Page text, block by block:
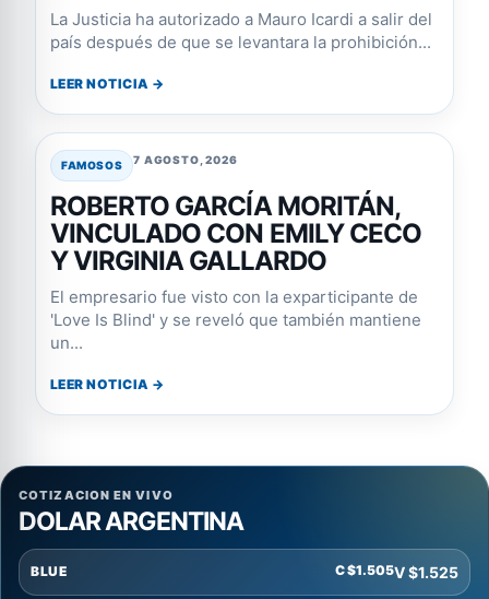
La Justicia ha autorizado a Mauro Icardi a salir del
país después de que se levantara la prohibición...
LEER NOTICIA →
FAMOSOS 7 AGOSTO, 2026
ROBERTO GARCÍA MORITÁN,
VINCULADO CON EMILY CECO
Y VIRGINIA GALLARDO
El empresario fue visto con la exparticipante de
'Love Is Blind' y se reveló que también mantiene
un...
LEER NOTICIA →
COTIZACION EN VIVO
DOLAR ARGENTINA
BLUE C $1.505V $1.525